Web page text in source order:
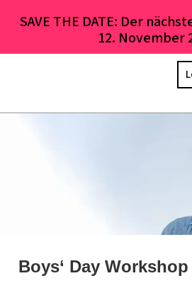
SAVE THE DATE: Der
12. November
Boys‘ Day Workshop